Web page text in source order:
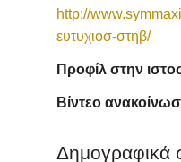
http://
ευτυχιοσ-στηβ/
Προφίλ στην
Βίντεο
Δημογραφικά